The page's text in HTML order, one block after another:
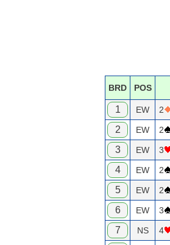
BRD POS
1 EW 2
2 EW 2
3 EW 3
4 EW 2
5 EW 2
6 EW 3
7 NS 4